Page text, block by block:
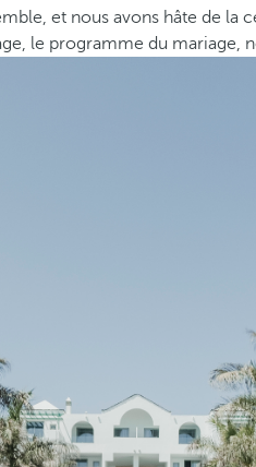
et nous avons hâte de
le programme du